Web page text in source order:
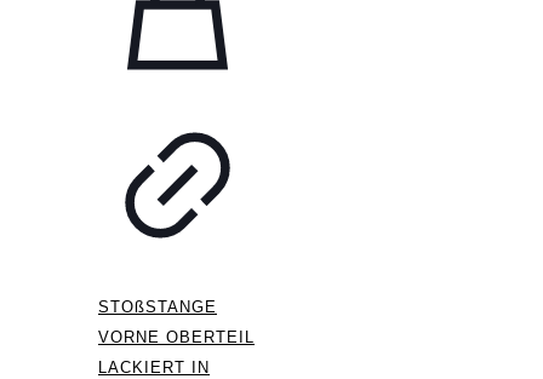
STOßSTANGE
VORNE OBERTEIL
LACKIERT IN